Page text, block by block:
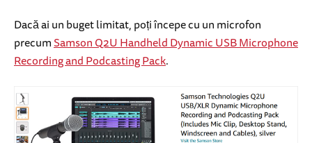
Dacă ai un buget limitat, poți începe cu un microfon
precumSamson Q2U Handheld Dynamic USB Microphone
Recording and Podcasting Pack.